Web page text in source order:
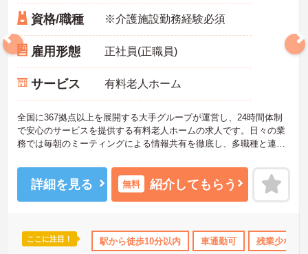
土日祝休 年間休日110日以上 ブランクOK 産休･育休･
資格/職種 ※介護施設勤務経験必須
雇用形態 正社員(正職員)
サービス 有料老人ホーム
全国に367拠点以上を展開する大手グループが運営し、24時間体制
で安心のサービスを提供する有料老人ホームの求人です。日々の業
務では毎朝のミーティングによる情報共有を徹底し、多職種と連携
制度による先輩スタッフの丁寧な指導や定期的な面談があり、資格
取得支援制度も完備しているため着実にスキルを磨ける環境です。
待遇面では、月給に加えて年2回の賞与や実績に応じた特別報酬の支
での再雇用制度を設けているため、ワークライフバランスを保ちな
がら長期的にキャリアを築いていけます。自分らしい身だしなみで
詳細を見る 無料 紹介してもらう
ここに注目！ 駅から徒歩10分以内 車通勤可 残業少なめ